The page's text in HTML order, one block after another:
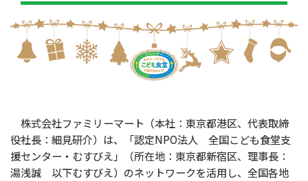
株式会社ファミリーマート（本社：東京都港区、代表取締
役社長：細見研介）は、「認定NPO法人 全国こども食堂支
援センター・むすびえ」（所在地：東京都新宿区、理事長：
湯浅誠 以下むすびえ）のネットワークを活用し、全国各地